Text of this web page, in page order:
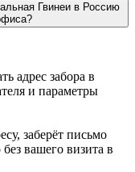
Гвинеи в Россию
адрес забора в
и параметры
заберёт письмо
вашего визита в